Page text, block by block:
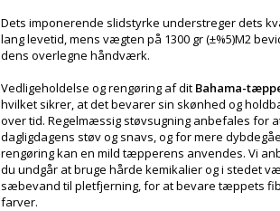
Dets imponerende slidstyrke understreger dets
lang levetid, mens vægten på 1300 gr (±%5)M2
dens overlegne håndværk.
Vedligeholdelse og rengøring af dit Bahama-
hvilket sikrer, at det bevarer sin skønhed og
over tid. Regelmæssig støvsugning anbefales for
dagligdagens støv og snavs, og for mere
rengøring kan en mild tæpperens anvendes. Vi
du undgår at bruge hårde kemikalier og i stedet
sæbevand til pletfjerning, for at bevare tæppets
farver.